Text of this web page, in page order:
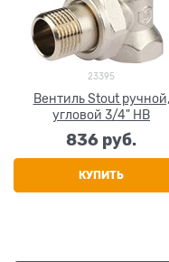
23395
Вентиль Stout ручной,
угловой 3/4" НВ
836 руб.
КУПИТЬ